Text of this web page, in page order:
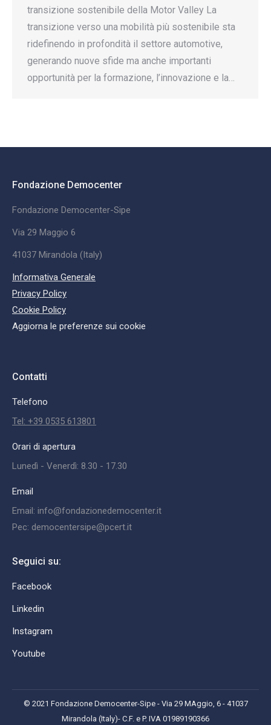
transizione sostenibile della Motor Valley La
transizione verso una mobilità più sostenibile sta
ridefinendo in profondità il settore automotive,
generando nuove sfide ma anche importanti
opportunità per la formazione, l’innovazione e la…
Fondazione Democenter
Fondazione Democenter-Sipe
Via 29 Maggio 6
41037 Mirandola (Italy)
Informativa Generale
Privacy Policy
Cookie Policy
Aggiorna le preferenze sui cookie
Contatti
Telefono
Tel: +39 0535 613801
Orari di apertura
Lunedì - Venerdì: 8.30 - 17.30
Email
Email: info@fondazionedemocenter.it
Pec: democentersipe@pcert.it
Seguici su:
Facebook
Linkedin
Instagram
Youtube
© 2021 Fondazione Democenter-Sipe - Via 29 MAggio, 6 - 41037
Mirandola (Italy)- C.F. e P. IVA 01989190366